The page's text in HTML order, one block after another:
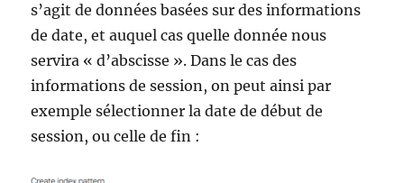
s’agit de données basées sur des informations
de date, et auquel cas quelle donnée nous
servira « d’abscisse ». Dans le cas des
informations de session, on peut ainsi par
exemple sélectionner la date de début de
session, ou celle de fin :